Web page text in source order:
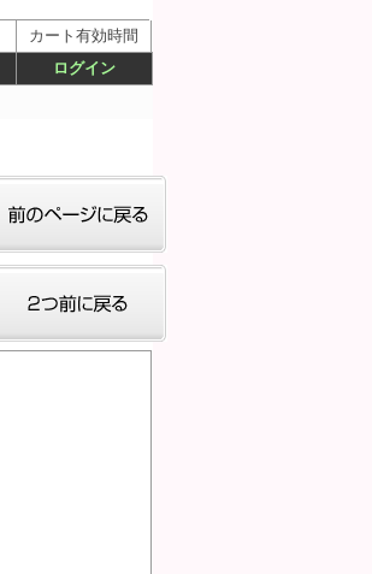
る
カート有効時間
ログイン